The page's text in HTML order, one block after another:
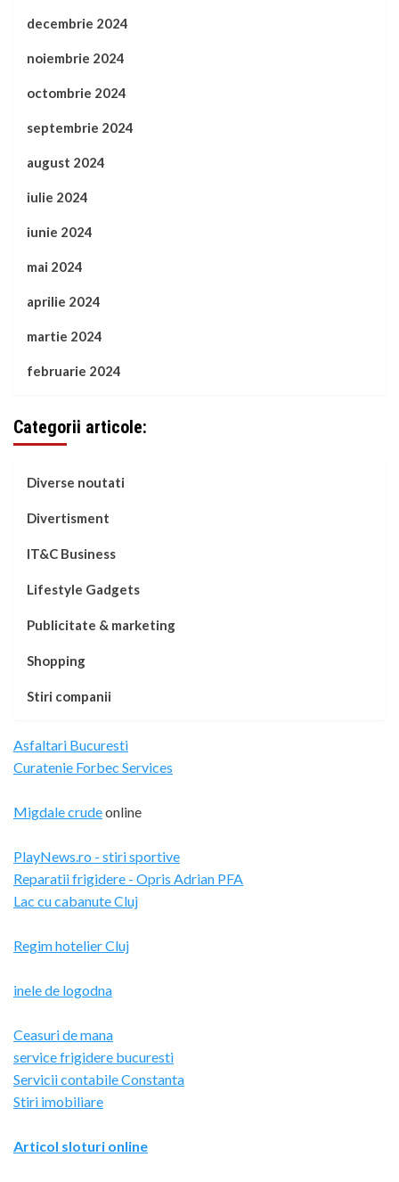
decembrie 2024
noiembrie 2024
octombrie 2024
septembrie 2024
august 2024
iulie 2024
iunie 2024
mai 2024
aprilie 2024
martie 2024
februarie 2024
Categorii articole:
Diverse noutati
Divertisment
IT&C Business
Lifestyle Gadgets
Publicitate & marketing
Shopping
Stiri companii
Asfaltari Bucuresti
Curatenie Forbec Services
Migdale crudeonline
PlayNews.ro - stiri sportive
Reparatii frigidere - Opris Adrian PFA
Lac cu cabanute Cluj
Regim hotelier Cluj
inele de logodna
Ceasuri de mana
service frigidere bucuresti
Servicii contabile Constanta
Stiri imobiliare
Articol sloturi online